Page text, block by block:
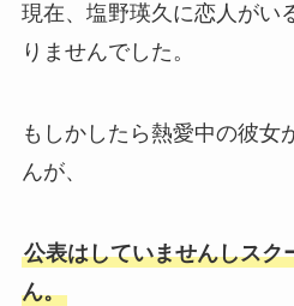
現在、塩野瑛久に恋人がい
りませんでした。
もしかしたら熱愛中の彼女
んが、
公表はしていませんしスク
ん。